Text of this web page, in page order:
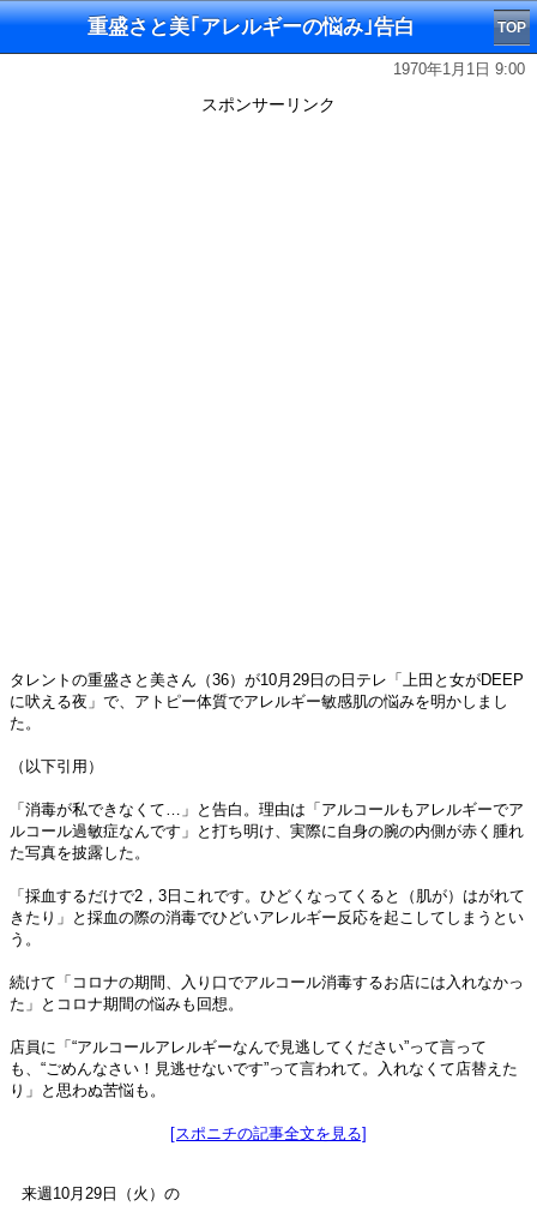
重盛さと美｢アレルギーの悩み｣告白 TOP
1970年1月1日 9:00
スポンサーリンク
タレントの重盛さと美さん（36）が10月29日の日テレ「上田と女がDEEP
に吠える夜」で、アトピー体質でアレルギー敏感肌の悩みを明かしまし
た。
（以下引用）
「消毒が私できなくて…」と告白。理由は「アルコールもアレルギーでア
ルコール過敏症なんです」と打ち明け、実際に自身の腕の内側が赤く腫れ
た写真を披露した。
「採血するだけで2，3日これです。ひどくなってくると（肌が）はがれて
きたり」と採血の際の消毒でひどいアレルギー反応を起こしてしまうとい
う。
続けて「コロナの期間、入り口でアルコール消毒するお店には入れなかっ
た」とコロナ期間の悩みも回想。
店員に「“アルコールアレルギーなんで見逃してください”って言って
も、“ごめんなさい！見逃せないです”って言われて。入れなくて店替えた
り」と思わぬ苦悩も。
[スポニチの記事全文を見る]
来週10月29日（火）の